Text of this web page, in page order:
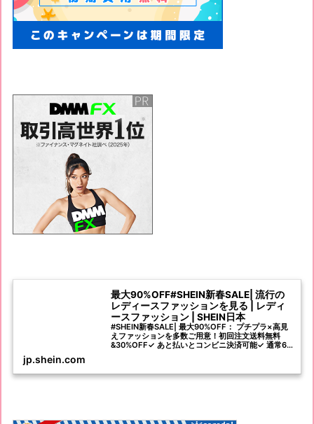
最大90%OFF#SHEIN新春SALE| 流行の
レディースファッションを見る | レディ
ースファッション | SHEIN日本
#SHEIN新春SALE| 最大90%OFF： プチプラ×高見
えファッションを多数ご用意！初回注文送料無料
&30%OFF✓ あと払いとコンビニ決済可能✓ 通常6-
割引とクーポンが盛りだくさん✓
jp.shein.com